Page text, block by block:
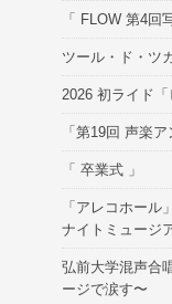
「 FLOW 第4回
ツール・ド・
2026 初ライド「
「第19回 声楽
「 卒業式 」
「アレコホー
ナイトミュージ
弘前大学混声合
ージで涙す〜